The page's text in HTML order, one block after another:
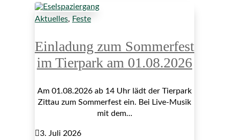
Aktuelles, Feste
Einladung zum Sommerfest
im Tierpark am 01.08.2026
Am 01.08.2026 ab 14 Uhr lädt der Tierpark
Zittau zum Sommerfest ein. Bei Live-Musik
mit dem...
3. Juli 2026